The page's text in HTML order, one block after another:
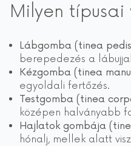
Milyen típusai
Lábgomba (tinea
berepedezés a
Kézgomba (tinea
egyoldali fertőzés.
Testgomba (tinea
középen halványabb
Hajlatok gombája
hónalj, mellek alatt